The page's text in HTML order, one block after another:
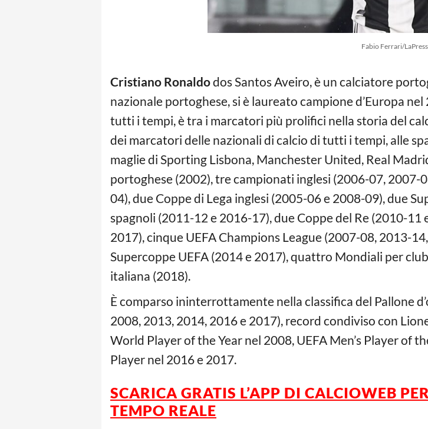
Fabio Ferrari/
Cristiano Ronaldodos Santos Aveiro, è un calciatore
nazionale portoghese, si è laureato campione d’Europa
tutti i tempi, è tra i marcatori più prolifici nella storia del
dei marcatori delle nazionali di calcio di tutti i tempi, alle
maglie di Sporting Lisbona, Manchester United, Real
portoghese (2002), tre campionati inglesi (2006-07, 2007-
04), due Coppe di Lega inglesi (2005-06 e 2008-09), due
spagnoli (2011-12 e 2016-17), due Coppe del Re (2010-
2017), cinque UEFA Champions League (2007-08, 2013-
Supercoppe UEFA (2014 e 2017), quattro Mondiali per
italiana (2018).
È comparso ininterrottamente nella classifica del Pallone
2008, 2013, 2014, 2016 e 2017), record condiviso con
World Player of the Year nel 2008, UEFA Men’s Player of
Player nel 2016 e 2017.
SCARICA GRATIS L’APP DI CALCIOWEB PER
TEMPO REALE